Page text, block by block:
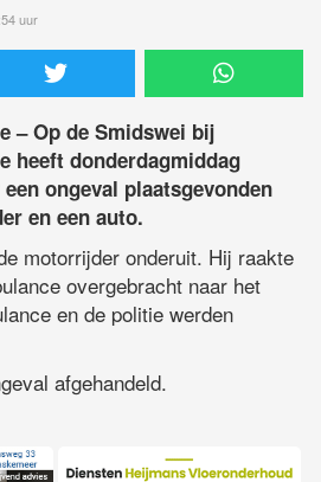
uur
– Op de Smidswei bij
heeft donderdagmiddag
ongeval plaatsgevonden
en een auto.
motorrijder onderuit. Hij raakte
overgebracht naar het
en de politie werden
afgehandeld.